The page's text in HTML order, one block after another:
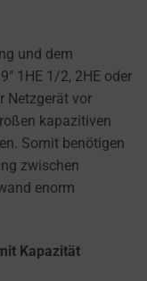
und dem
1HE 1/2, 2HE oder
Netzgerät vor
kapazitiven
Somit benötigen
zwischen
enorm
Kapazität